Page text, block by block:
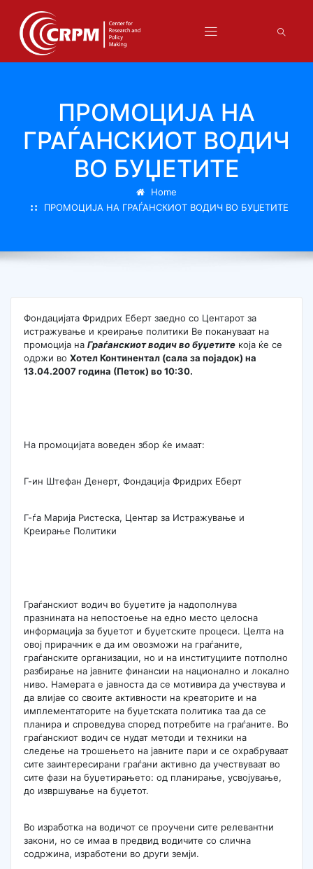
ПРОМОЦИЈА НА
ГРАЃАНСКИОТ ВОДИЧ
ВО БУЏЕТИТЕ
Home
ПРОМОЦИЈА НА ГРАЃАНСКИОТ ВОДИЧ ВО БУЏЕТИТЕ
Фондацијата Фридрих Еберт заедно со Центарот за
истражување и креирање политики Ве покануваат на
промоција на Граѓанскиот водич во буџетитекоја ќе се
одржи во Хотел Континентал (сала за појадок) на
13.04.2007 година (Петок) во 10:30.
На промоцијата воведен збор ќе имаат:
Г-ин Штефан Денерт, Фондација Фридрих Еберт
Г-ѓа Марија Ристеска, Центар за Истражување и
Креирање Политики
Граѓанскиот водич во буџетите ја надополнува
празнината на непостоење на едно место целосна
информација за буџетот и буџетските процеси. Целта на
овој прирачник е да им овозможи на граѓаните,
граѓанските организации, но и на институциите потполно
разбирање на јавните финансии на национално и локално
ниво. Намерата е јавноста да се мотивира да учествува и
да влијае со своите активности на креаторите и на
имплементаторите на буџетската политика таа да се
планира и спроведува според потребите на граѓаните. Во
граѓанскиот водич се нудат методи и техники на
следење на трошењето на јавните пари и се охрабруваат
сите заинтересирани граѓани активно да учествуваат во
сите фази на буџетирањето: од планирање, усвојување,
до извршување на буџетот.
Во изработка на водичот се проучени сите релевантни
закони, но се имаа в предвид водичите со слична
содржина, изработени во други земји.